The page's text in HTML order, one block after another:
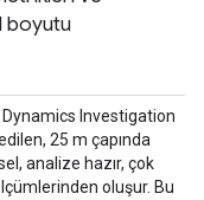
boyutu
Investigation
25 m çapında
analize hazır, çok
oluşur. Bu